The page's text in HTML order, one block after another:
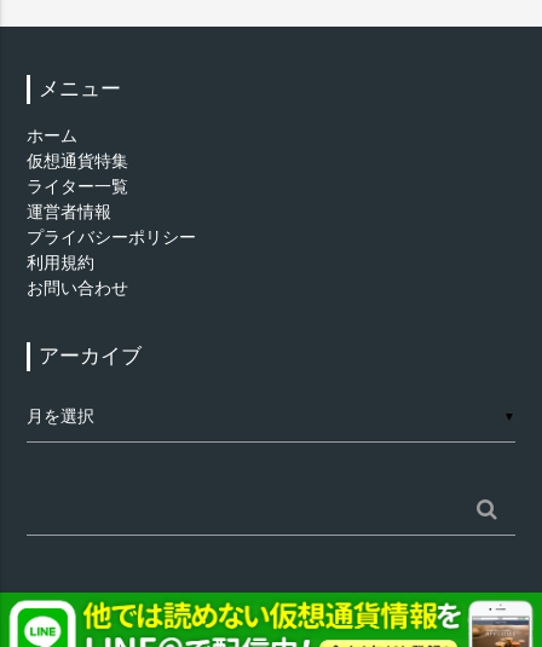
メニュー
ホーム
仮想通貨特集
ライター一覧
運営者情報
プライバシーポリシー
利用規約
お問い合わせ
アーカイブ
ー
▼
索:
©仮想通貨 - AppTimes